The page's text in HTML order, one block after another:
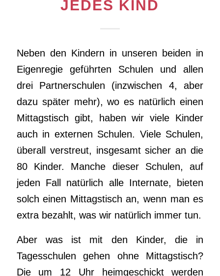
JEDES KIND
Neben den Kindern in unseren beiden in
Eigenregie geführten Schulen und allen
drei Partnerschulen (inzwischen 4, aber
dazu später mehr), wo es natürlich einen
Mittagstisch gibt, haben wir viele Kinder
auch in externen Schulen. Viele Schulen,
überall verstreut, insgesamt sicher an die
80 Kinder. Manche dieser Schulen, auf
jeden Fall natürlich alle Internate, bieten
solch einen Mittagstisch an, wenn man es
extra bezahlt, was wir natürlich immer tun.
Aber was ist mit den Kinder, die in
Tagesschulen gehen ohne Mittagstisch?
Die um 12 Uhr heimgeschickt werden